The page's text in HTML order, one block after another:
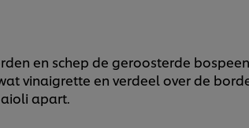
en schep de geroosterde
vinaigrette en verdeel over de
apart.